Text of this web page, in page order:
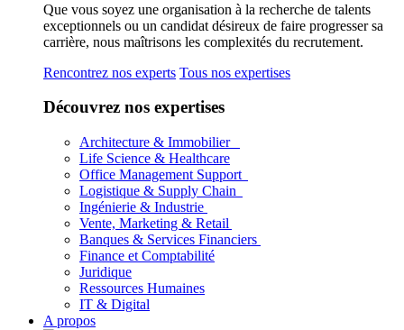
Que vous soyez une organisation à la recherche de talents
exceptionnels ou un candidat désireux de faire progresser sa
carrière, nous maîtrisons les complexités du recrutement.
Rencontrez nos experts Tous nos expertises
Découvrez nos expertises
Architecture & Immobilier
Life Science & Healthcare
Office Management Support
Logistique & Supply Chain
Ingénierie & Industrie
Vente, Marketing & Retail
Banques & Services Financiers
Finance et Comptabilité
Juridique
Ressources Humaines
IT & Digital
A propos